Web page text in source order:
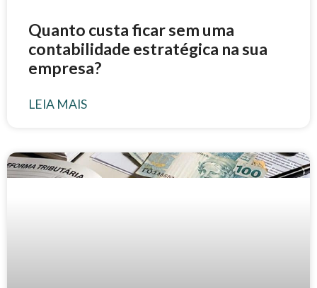
Quanto custa ficar sem uma
contabilidade estratégica na sua
empresa?
LEIA MAIS